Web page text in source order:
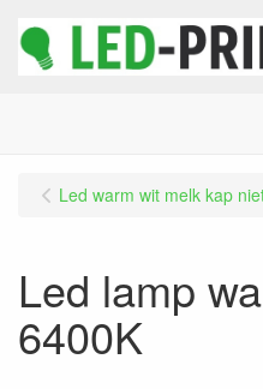
Led warm wit melk kap
Led lamp
6400K